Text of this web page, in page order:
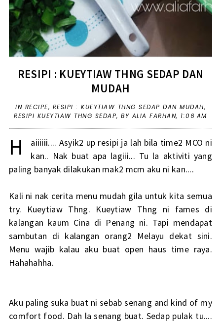
RESIPI : KUEYTIAW THNG SEDAP DAN
MUDAH
IN RECIPE, RESIPI : KUEYTIAW THNG SEDAP DAN MUDAH,
RESIPI KUEYTIAW THNG SEDAP,BY ALIA FARHAN, 1:06 AM
H
aiiiiii.... Asyik2 up resipi ja lah bila time2 MCO ni
kan.. Nak buat apa lagiii... Tu la aktiviti yang
paling banyak dilakukan mak2 mcm aku ni kan....
Kali ni nak cerita menu mudah gila untuk kita semua
try. Kueytiaw Thng. Kueytiaw Thng ni fames di
kalangan kaum Cina di Penang ni. Tapi mendapat
sambutan di kalangan orang2 Melayu dekat sini.
Menu wajib kalau aku buat open haus time raya.
Hahahahha.
Aku paling suka buat ni sebab senang and kind of my
comfort food. Dah la senang buat. Sedap pulak tu....